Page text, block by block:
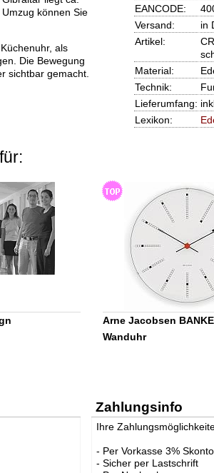
können Sie
als
Die Bewegung
sichtbar gemacht.
EANCODE:
Versand:
in
Artikel:
Material:
Technik:
Lieferumfang:
Lexikon:
Arne Jacobsen
Wanduhr
Zahlungsinfo
Ihre
- Per Vorkasse 3% Skonto
- Sicher per Lastschrift